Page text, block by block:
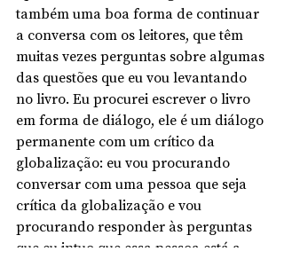
também uma boa forma de continuar
a conversa com os leitores, que têm
muitas vezes perguntas sobre algumas
das questões que eu vou levantando
no livro. Eu procurei escrever o livro
em forma de diálogo, ele é um diálogo
permanente com um crítico da
globalização: eu vou procurando
conversar com uma pessoa que seja
crítica da globalização e vou
procurando responder às perguntas
que eu intuo que essa pessoa está a